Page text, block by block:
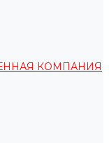
КОМПАНИЯ